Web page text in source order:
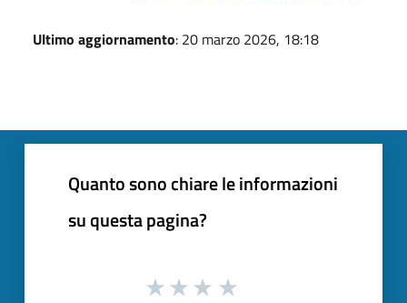
Ultimo aggiornamento: 20 marzo 2026, 18:18
Quanto sono chiare le informazioni
su questa pagina?